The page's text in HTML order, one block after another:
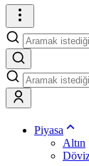
Piyasa
Altın